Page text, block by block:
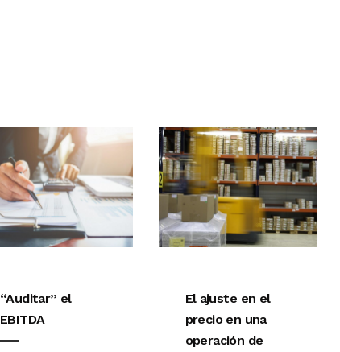
“Auditar” el
EBITDA
El ajuste en el
precio en una
operación de